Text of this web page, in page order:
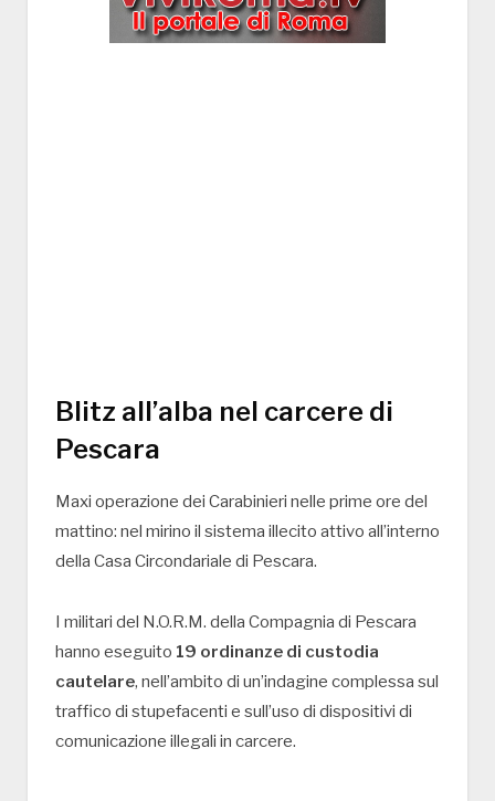
Blitz all’alba nel carcere di
Pescara
Maxi operazione dei Carabinieri nelle prime ore del
mattino: nel mirino il sistema illecito attivo all’interno
della Casa Circondariale di Pescara.
I militari del N.O.R.M. della Compagnia di Pescara
hanno eseguito 19 ordinanze di custodia
cautelare, nell’ambito di un’indagine complessa sul
traffico di stupefacenti e sull’uso di dispositivi di
comunicazione illegali in carcere.